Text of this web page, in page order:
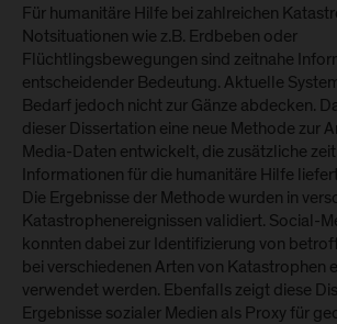
Für humanitäre Hilfe bei zahlreichen
Notsituationen wie z.B. Erdbeben oder
Flüchtlingsbewegungen sind zeitnahe
entscheidender Bedeutung. Aktuelle
Bedarf jedoch nicht zur Gänze abdecken.
dieser Dissertation eine neue Methode zur
Media-Daten entwickelt, die zusätzliche
Informationen für die humanitäre Hilfe
Die Ergebnisse der Methode wurden in
Katastrophenereignissen validiert. Social-
konnten dabei zur Identifizierung von
bei verschiedenen Arten von Katastrophen
verwendet werden. Ebenfalls zeigt diese
Ergebnisse sozialer Medien als Proxy für